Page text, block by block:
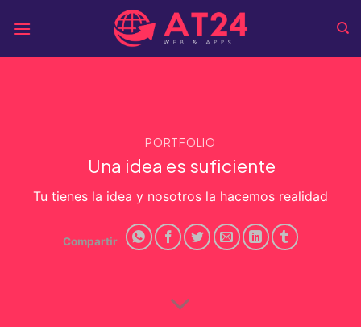
PORTFOLIO
Una idea es suficiente
Tu tienes la idea y nosotros la hacemos realidad
Compartir